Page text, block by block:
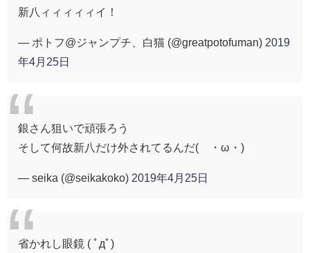
新八ィィィィィイ！
— ポトフ@ジャンプチ、白猫 (@greatpotofuman) 2019
年4月25日
銀さん狙いで頑張ろう
そして何故新八だけ外されてるんだ(´・ω・)
— seika (@seikakoko) 2019年4月25日
省かれし眼鏡 ( ﾟдﾟ)